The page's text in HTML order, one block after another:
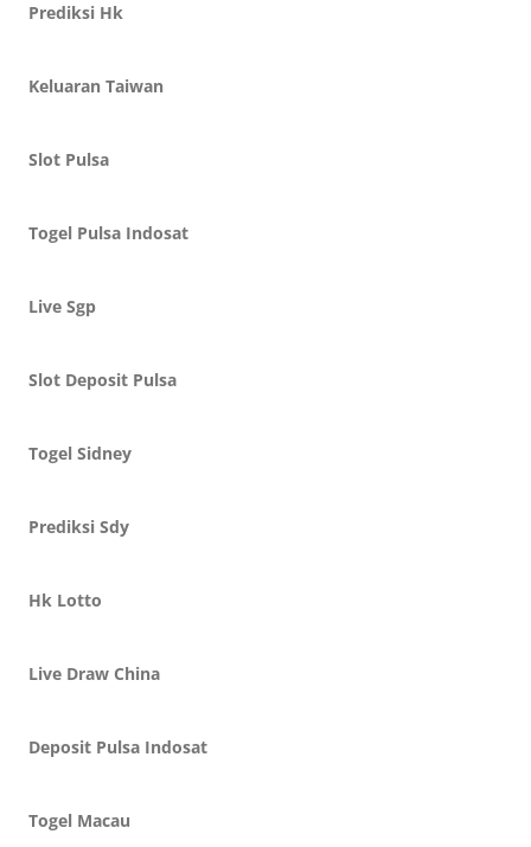
Prediksi Hk
Keluaran Taiwan
Slot Pulsa
Togel Pulsa Indosat
Live Sgp
Slot Deposit Pulsa
Togel Sidney
Prediksi Sdy
Hk Lotto
Live Draw China
Deposit Pulsa Indosat
Togel Macau